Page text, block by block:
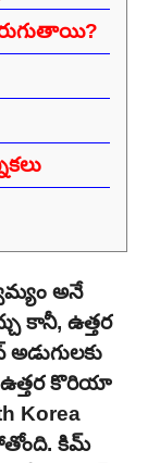
అనే
కానీ, ఉత్తర
ఉత్తర కొరియా
Korea
కిమ్